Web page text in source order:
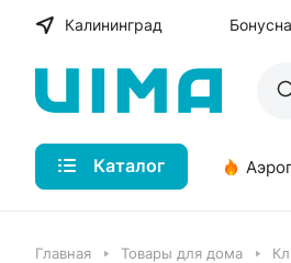
Калининград
Каталог
Главная Товары для дома